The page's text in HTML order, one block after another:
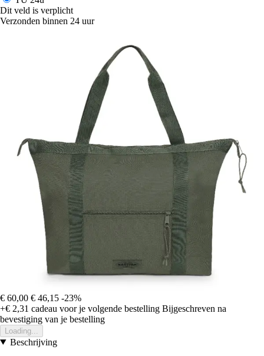
Dit veld is verplicht
Verzonden binnen 24 uur
€ 60,00 € 46,15 -23%
+€ 2,31 cadeau voor je volgende bestelling Bijgeschreven na
bevestiging van je bestelling
Loading...
Beschrijving